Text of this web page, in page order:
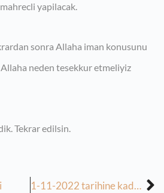
yapilacak.
sonra Allaha iman konusunu
neden tesekkur etmeliyiz
Tekrar edilsin.
1-11-2022 tarihine kadar olan ev odevleri